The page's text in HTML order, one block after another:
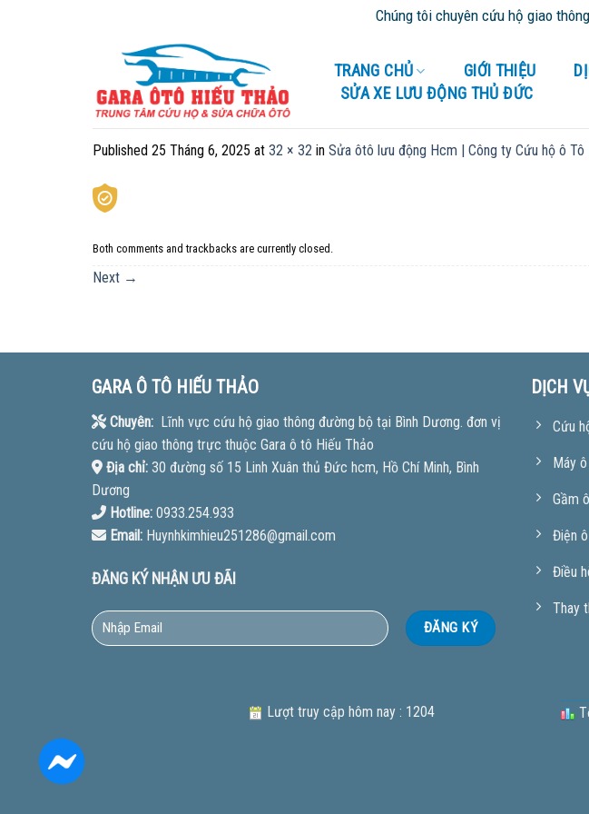
Chúng tôi chuyên cứu hộ giao
TRANG CHỦ GIỚI THIỆU
SỬA XE LƯU ĐỘNG THỦ ĐỨC
Published 25 Tháng 6, 2025 at 32 × 32 in Sửa ôtô lưu động Hcm | Công ty Cứu hộ ô Tô
Both comments and trackbacks are currently closed.
Next →
GARA Ô TÔ HIẾU THẢO
Chuyên:Lĩnh vực cứu hộ giao thông đường bộ tại Bình Dương. đơn vị
cứu hộ giao thông trực thuộc Gara ô tô Hiếu Thảo
Địa chỉ:30 đường số 15 Linh Xuân thủ Đức hcm, Hồ Chí Minh, Bình
Dương
Hotline:0933.254.933
Email:Huynhkimhieu251286@gmail.com
ĐĂNG KÝ NHẬN ƯU ĐÃI
DỊCH
Cứu
Máy
Gầm
Điện
Điều
Thay
Lượt truy cập hôm nay : 1204